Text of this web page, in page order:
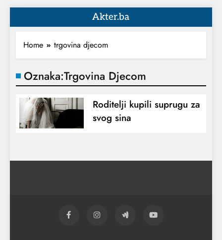
Akter.ba
Home trgovina djecom
Oznaka:Trgovina Djecom
Roditelji kupili suprugu za
svog sina